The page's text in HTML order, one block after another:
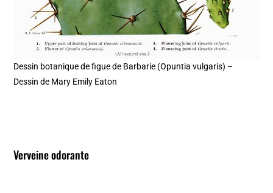
Dessin botanique de figue de Barbarie (Opuntia vulgaris) –
Dessin de Mary Emily Eaton
Verveine odorante